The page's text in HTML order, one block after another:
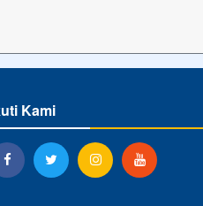
Kami